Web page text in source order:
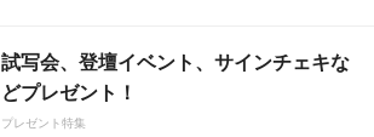
試写会、登壇イベント、サインチェキな
どプレゼント！
プレゼント特集